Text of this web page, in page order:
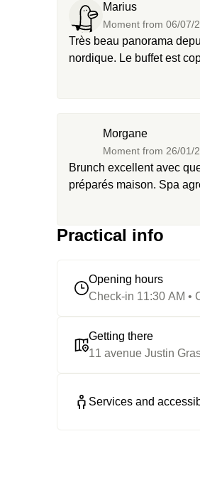
Marius
Moment from 06/07/
Très beau panorama
nordique. Le buffet est
Morgane
Moment from 26/01/
Brunch excellent avec
préparés maison. Spa
professionnel tout cela
Practical info
Opening hours
Check-in 11:30 AM •
Getting there
11 avenue Justin
Services and